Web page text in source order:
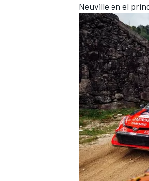
Neuville en el